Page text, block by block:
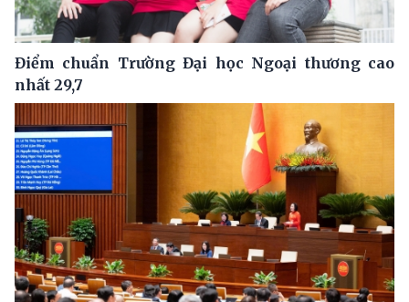
Điểm chuẩn Trường Đại học Ngoại thương cao
nhất 29,7